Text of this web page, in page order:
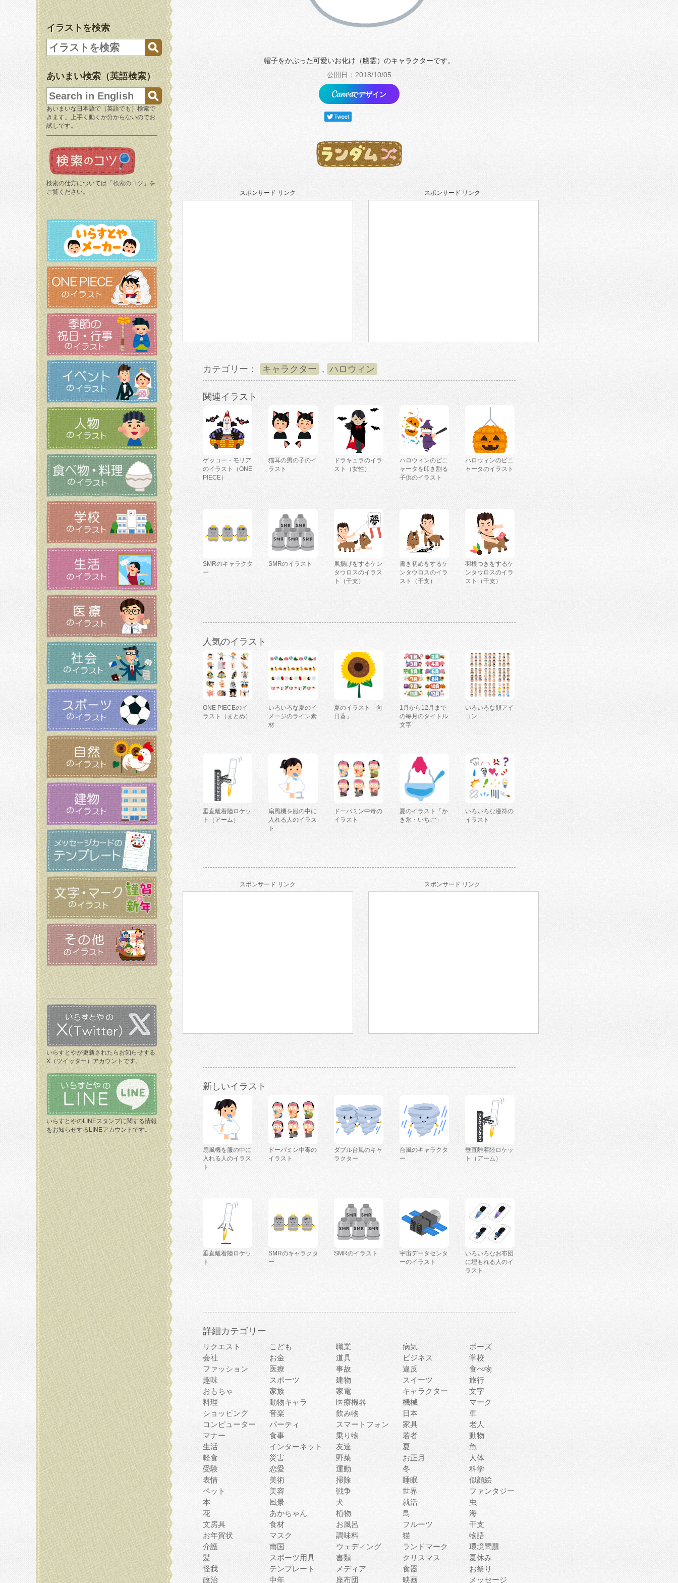
イラストを検索
あいまい検索（英語検索）
あいまいな日本語で（英語でも）検索で
きます。上手く動くか分からないのでお
試しです。
検索の仕方については「 検索のコツ 」を
ご覧ください。
いらすとやが更新されたらお知らせする
X（ツイッター）アカウントです。
いらすとやのLINEスタンプに関する情報
をお知らせするLINEアカウントです。
帽子をかぶった可愛いお化け（幽霊）のキャラクターです。
公開日：2018/10/05
でデザイン
スポンサード リンク スポンサード リンク
カテゴリー： キャラクター , ハロウィン
関連イラスト
ゲッコー・モリア
のイラスト（ONE
PIECE）
猫耳の男の子のイ
ラスト
ドラキュラのイラ
スト（女性）
ハロウィンのピニ
ャータを叩き割る
子供のイラスト
ハロウィンのピニ
ャータのイラスト
SMRのキャラクタ
ー
SMRのイラスト
凧揚げをするケン
タウロスのイラス
ト（干支）
書き初めをするケ
ンタウロスのイラ
スト（干支）
羽根つきをするケ
ンタウロスのイラ
スト（干支）
人気のイラスト
ONE PIECEのイ
ラスト（まとめ）
いろいろな夏のイ
メージのライン素
材
夏のイラスト「向
日葵」
1月から12月まで
の毎月のタイトル
文字
いろいろな顔アイ
コン
垂直離着陸ロケッ
ト（アーム）
扇風機を服の中に
入れる人のイラス
ト
ドーパミン中毒の
イラスト
夏のイラスト「か
き氷・いちご」
いろいろな漫符の
イラスト
スポンサード リンク スポンサード リンク
新しいイラスト
扇風機を服の中に
入れる人のイラス
ト
ドーパミン中毒の
イラスト
ダブル台風のキャ
ラクター
台風のキャラクタ
ー
垂直離着陸ロケッ
ト（アーム）
垂直離着陸ロケッ
ト
SMRのキャラクタ
ー
SMRのイラスト
宇宙データセンタ
ーのイラスト
いろいろなお布団
に埋もれる人のイ
ラスト
詳細カテゴリー
リクエスト こども 職業 病気
ポーズ
会社
お金 道具 ビジネス
学校
ファッション
医療 事故 違反
食べ物
趣味
スポーツ 建物 スイーツ
旅行
おもちゃ
家族 家電 キャラクター
文字
料理
動物キャラ 医療機器 機械
マーク
ショッピング
音楽 飲み物 日本
車
コンピューター
パーティ スマートフォン 家具
老人
マナー
食事 乗り物 若者
動物
生活
インターネット 友達 夏
魚
軽食
災害 野菜 お正月
人体
受験
恋愛 運動 冬
科学
表情
美術 掃除 睡眠
似顔絵
ペット
美容 戦争 世界
ファンタジー
本
風景 犬 就活
虫
花
あかちゃん 植物 鳥
海
文房具
食材 お風呂 フルーツ
干支
お年賀状
マスク 調味料 猫
物語
介護
南国 ウェディング ランドマーク
環境問題
髪
スポーツ用具 書類 クリスマス
夏休み
怪我
テンプレート メディア 食器
お祭り
政治
中年 座布団 映画 メッセージ